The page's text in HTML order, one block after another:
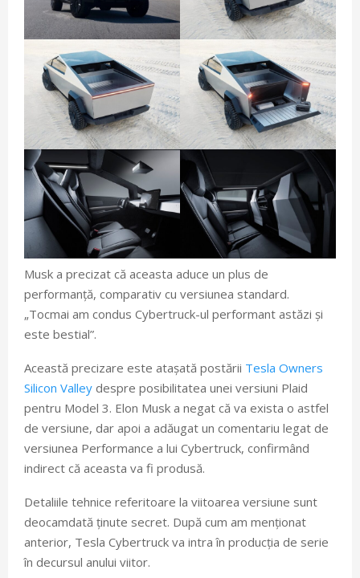
Musk a precizat că aceasta aduce un plus de
performanță, comparativ cu versiunea standard.
„Tocmai am condus Cybertruck-ul performant astăzi și
este bestial”.
Această precizare este atașată postării Tesla Owners
Silicon Valley despre posibilitatea unei versiuni Plaid
pentru Model 3. Elon Musk a negat că va exista o astfel
de versiune, dar apoi a adăugat un comentariu legat de
versiunea Performance a lui Cybertruck, confirmând
indirect că aceasta va fi produsă.
Detaliile tehnice referitoare la viitoarea versiune sunt
deocamdată ținute secret. După cum am menționat
anterior, Tesla Cybertruck va intra în producția de serie
în decursul anului viitor.